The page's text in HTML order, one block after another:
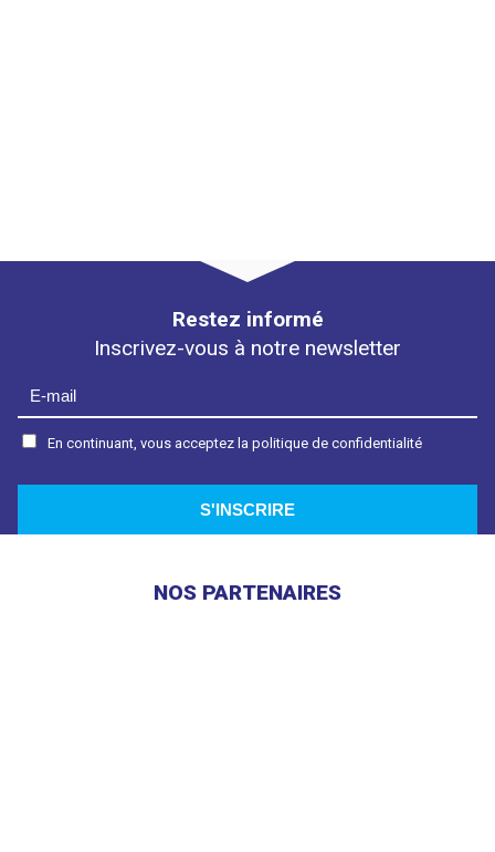
Restez informé
Inscrivez-vous à notre newsletter
En continuant, vous acceptez la politique de confidentialité
NOS PARTENAIRES